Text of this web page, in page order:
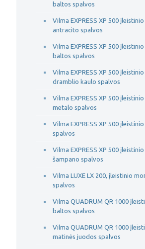
baltos spalvos
Vilma EXPRESS XP 500
antracito spalvos
Vilma EXPRESS XP 500
baltos spalvos
Vilma EXPRESS XP 500
dramblio kaulo spalvos
Vilma EXPRESS XP 500
metalo spalvos
Vilma EXPRESS XP 500
spalvos
Vilma EXPRESS XP 500
šampano spalvos
Vilma LUXE LX 200, įleistinio
spalvos
Vilma QUADRUM QR 1000
baltos spalvos
Vilma QUADRUM QR 1000
matinės juodos spalvos